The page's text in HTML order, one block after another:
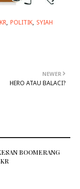
POLITIK SYIAH
NEWER
HERO ATAU BALACI?
BOOMERANG